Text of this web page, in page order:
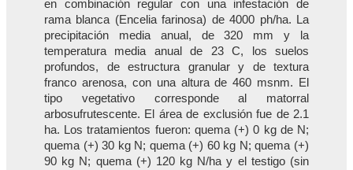
en combinación regular con una infestación de
rama blanca (Encelia farinosa) de 4000 ph/ha. La
precipitación media anual, de 320 mm y la
temperatura media anual de 23 C, los suelos
profundos, de estructura granular y de textura
franco arenosa, con una altura de 460 msnm. El
tipo vegetativo corresponde al matorral
arbosufrutescente. El área de exclusión fue de 2.1
ha. Los tratamientos fueron: quema (+) 0 kg de N;
quema (+) 30 kg N; quema (+) 60 kg N; quema (+)
90 kg N; quema (+) 120 kg N/ha y el testigo (sin